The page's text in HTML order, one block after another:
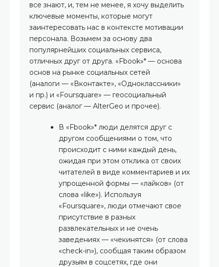
все знают, и, тем не менее, я хочу выделить
ключевые моменты, которые могут
заинтересовать нас в контексте мотивации
персонала. Возьмем за основу два
популярнейших социальных сервиса,
отличных друг от друга. «Fbook»* — основа
основ на рынке социальных сетей
(аналоги — «Вконтакте», «Одноклассники»
и пр.) и «Foursquare» — геосоциальный
сервис (аналог — AlterGeo и прочее).
В «Fbook»* люди делятся друг с
другом сообщениями о том, что
происходит с ними каждый день,
ожидая при этом отклика от своих
читателей в виде комментариев и их
упрощенной формы — «лайков» (от
слова «like»). Используя
«Foursquare», люди отмечают свое
присутствие в разных
развлекательных и не очень
заведениях — «чекинятся» (от слова
«check-in»), сообщая таким образом
друзьям в соцсетях, где они